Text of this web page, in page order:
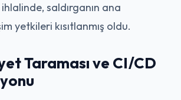
saldırganın ana
yetkileri kısıtlanmış oldu.
Taraması ve CI/CD